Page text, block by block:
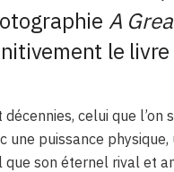
A
le livre
celui que l’on
une puissance
que son éternel rival et